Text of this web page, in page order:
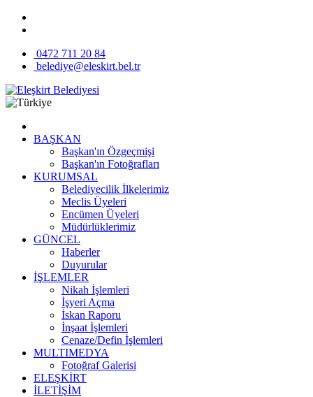
0472 711 20 84
belediye@eleskirt.bel.tr
BAŞKAN
Başkan'ın Özgeçmişi
Başkan'ın Fotoğrafları
KURUMSAL
Belediyecilik İlkelerimiz
Meclis Üyeleri
Encümen Üyeleri
Müdürlüklerimiz
GÜNCEL
Haberler
Duyurular
İŞLEMLER
Nikah İşlemleri
İşyeri Açma
İskan Raporu
İnşaat İşlemleri
Cenaze/Defin İşlemleri
MULTIMEDYA
Fotoğraf Galerisi
ELEŞKİRT
İLETİŞİM